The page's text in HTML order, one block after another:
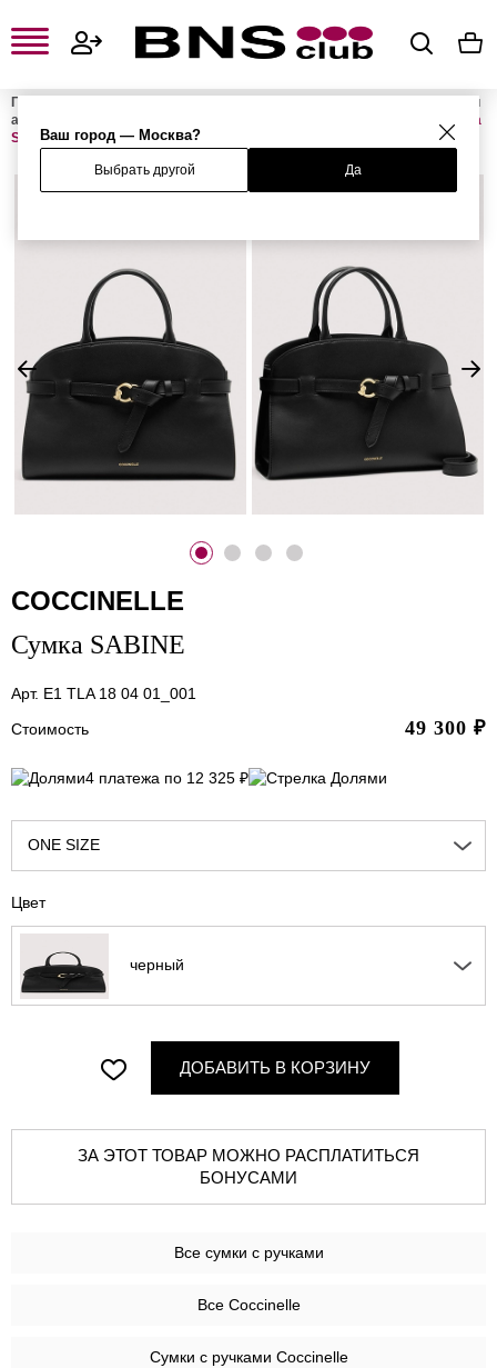
Ваш город — Москва?
Выбрать другой Да
Главная
Женские сумки и
аксессуары
Сумка
SABINE
COCCINELLE
Сумка SABINE
Арт. E1 TLA 18 04 01_001
Стоимость
49 300 ₽
4 платежа по 12 325 ₽
ONE SIZE
Цвет
черный
ДОБАВИТЬ В КОРЗИНУ
ЗА ЭТОТ ТОВАР МОЖНО РАСПЛАТИТЬСЯ
БОНУСАМИ
Все сумки с ручками
Все Coccinelle
Сумки с ручками Coccinelle